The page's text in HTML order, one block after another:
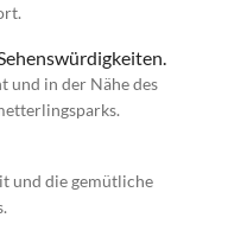
und in der Nähe des
und die gemütliche